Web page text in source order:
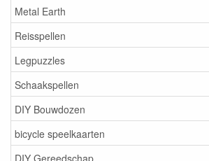
Metal Earth
Reisspellen
Legpuzzles
Schaakspellen
DIY Bouwdozen
bicycle speelkaarten
DIY Gereedschap